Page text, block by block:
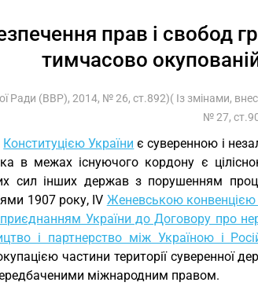
прав і свобод
тимчасово
Ради (ВВР), 2014, № 26, ст.892)( Із змінами,
№ 27,
Конституцією України є суверенною і
в межах існуючого кордону є
сил інших держав з порушенням
1907 року, IV Женевською конвенцією
приєднанням України до Договору про
і партнерство між Україною і
частини території суверенної
міжнародним правом.